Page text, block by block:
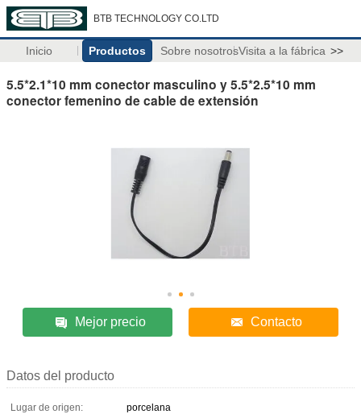
BTB TECHNOLOGY CO.LTD
Inicio Productos Sobre nosotrosVisita a la fábrica >>
5.5*2.1*10 mm conector masculino y 5.5*2.5*10 mm
conector femenino de cable de extensión
Mejor precio Contacto
Datos del producto
Lugar de origen:
porcelana